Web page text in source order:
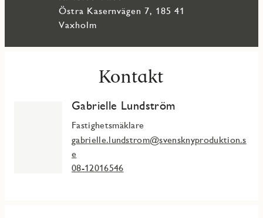
närhet till natur och en aktiv fritid. Här bor du naturskönt
med vackra vyer och mathantverk runt hörnet samt en kort
färjetur till Vaxholms charmiga stadskärna med caféer,
Östra Kasernvägen 7, 185 41
Vaxholm
Kontakt
Gabrielle Lundström
Fastighetsmäklare
gabrielle.lundstrom@svensknyproduktion.s
e
08-12016546